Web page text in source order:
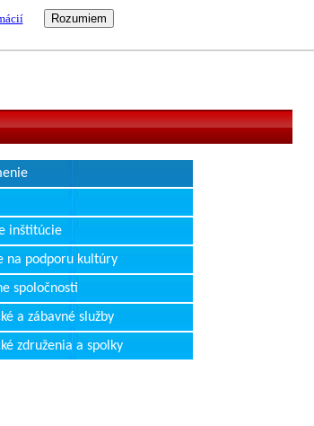
inštitúcie
na podporu kultúry
spoločnosti
a zábavné služby
združenia a spolky